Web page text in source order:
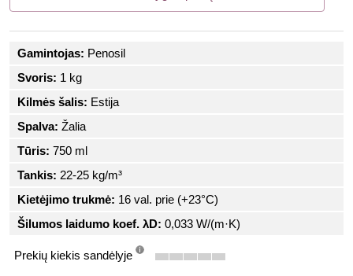
Gamintojas: Penosil
Svoris: 1 kg
Kilmės šalis: Estija
Spalva: Žalia
Tūris: 750 ml
Tankis: 22-25 kg/m³
Kietėjimo trukmė: 16 val. prie (+23°C)
Šilumos laidumo koef. λD: 0,033 W/(m·K)
Prekių kiekis sandėlyje